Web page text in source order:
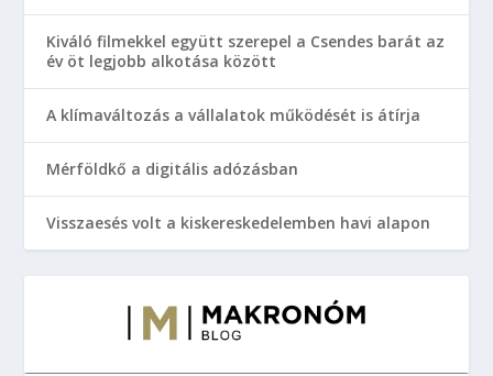
Kiváló filmekkel együtt szerepel a Csendes barát az
év öt legjobb alkotása között
A klímaváltozás a vállalatok működését is átírja
Mérföldkő a digitális adózásban
Visszaesés volt a kiskereskedelemben havi alapon